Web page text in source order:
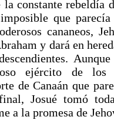
la constante rebeldía
que parecía
cananeos,
y dará en
ejército de los
de Canaán que
Josué tomó
a la promesa de